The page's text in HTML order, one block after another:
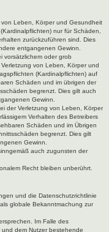
Leben, Körper und Gesundheit
nur für Schäden,
zurückzuführen sind. Dies
entgangenen Gewinn.
vorsätzlichem oder grob
von Leben, Körper und
(Kardinalpflichten) auf
Schäden und im übrigen der
begrenzt. Dies gilt auch
Gewinn.
der Verletzung von Leben, Körper
Verhalten des Betreibers
Schäden und im Übrigen
begrenzt. Dies gilt
Gewinn.
auch zugunsten der
Recht bleiben unberührt.
und die Datenschutzrichtlinie
globale Bekanntmachung zur
Im Falle des
und dem Nutzer bestehende